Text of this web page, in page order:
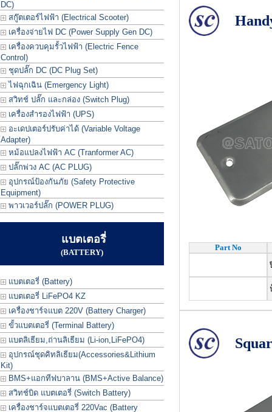
DC)
สกู๊ตเตอร์ไฟฟ้า (Electrical Scooter)
เครื่องจ่ายไฟ DC (Power Supply Gen DC)
เครื่องควบคุมรั้วไฟฟ้า (Electric Fence
Control)
ชุดปลั๊ก DC (DC Plug Set)
ไฟฉุกเฉิน (Emergency Light)
สวิทช์ ปลั๊ก และกล่อง (Switch Plug)
เครื่องสำรองไฟฟ้า (UPS)
อะเดปเตอร์ปรับค่าได้ (Variable Voltage
Adapter)
หม้อแปลงไฟฟ้า AC (Tranformer AC)
ปลั๊กพ่วง AC (AC PLUG)
อุปกรณ์ป้องกันภัย (Safety Protective
Equipment)
พาวเวอร์ปลั๊ก (POWER PLUG)
แบตเตอรี่
(BATTERY)
แบตเตอรี่ (Battery)
แบตเตอรี่ LiFePO4 KZ
เครื่องชาร์จแบต 220V (Battery Charger)
ขั้วแบตเตอรี่ (Terminal Battery)
แบตลิเธียม,ถ่านลิเธียม (Li-ion,LiFePO4)
อุปกรณ์ชุดคิทลิเธียม(Accessories&Lithium
Kit)
BMS+แอกทีฟบาลาน (BMS+Active Balance)
สวิทช์บิด แบตเตอรี่ (Switch Battery)
เครื่องชาร์จแบตเตอรี่ 220Vac (Battery
Part No